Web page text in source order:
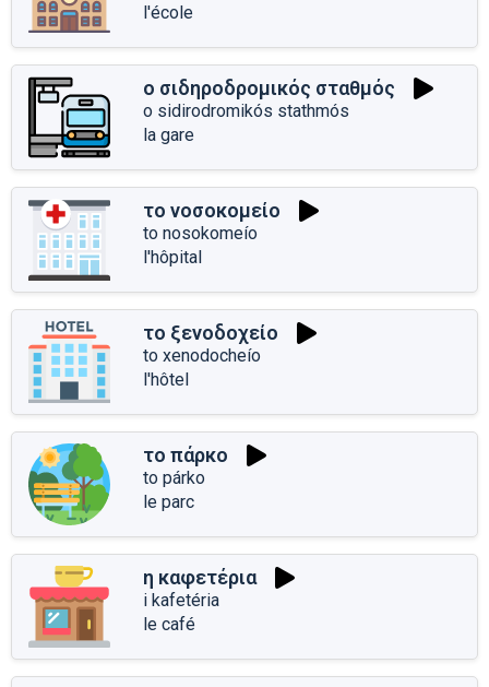
l'école
ο σιδηροδρομικός σταθμός
o sidirodromikós stathmós
la gare
το νοσοκομείο
to nosokomeío
l'hôpital
το ξενοδοχείο
to xenodocheío
l'hôtel
το πάρκο
to párko
le parc
η καφετέρια
i kafetéria
le café